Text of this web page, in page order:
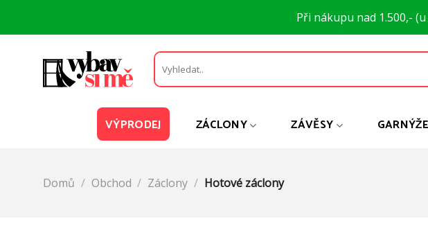
Při nákupu nad 1.500,- (u
Hledat:
VÝPRODEJ ZÁCLONY ZÁVĚSY GARNÝŽE
Domů / Obchod / Záclony / Hotové záclony